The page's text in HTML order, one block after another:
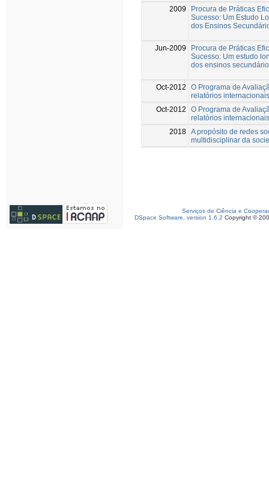
2009
Procura de Práticas
Sucesso: Um Estudo
dos Ensinos
Jun-2009
Procura de Práticas
Sucesso: Um estudo
dos ensinos
Oct-2012
O Programa de
relatórios internacionais
Oct-2012
O Programa de
relatórios internacionais
2018 A propósito de redes
multidisciplinar da
Serviços de Ciência e
DSpace Software, version 1.6.2 Copyright ©